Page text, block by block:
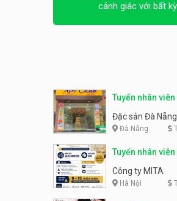
cảnh giác với bất
Tuyển nhân
sản Đà Nẵng
Đặc sản Đà
Đà Nẵng
Tuyển nhân
– parttime,
Công ty MITA
Hà Nội